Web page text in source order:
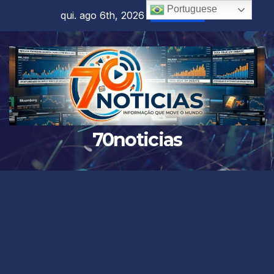
content
qui. ago 6th, 2026 8:22:30 PM
70noticias
Portuguese